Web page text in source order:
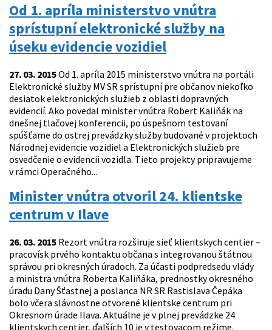
Od 1. apríla ministerstvo vnútra
sprístupní elektronické služby na
úseku evidencie vozidiel
27. 03. 2015Od 1. apríla 2015 ministerstvo vnútra na portáli
Elektronické služby MV SR sprístupní pre občanov niekoľko
desiatok elektronických služieb z oblasti dopravných
evidencií. Ako povedal minister vnútra Robert Kaliňák na
dnešnej tlačovej konferencii, po úspešnom testovaní
spúšťame do ostrej prevádzky služby budované v projektoch
Národnej evidencie vozidiel a Elektronických služieb pre
osvedčenie o evidencii vozidla. Tieto projekty pripravujeme
v rámci Operačného...
Minister vnútra otvoril 24. klientske
centrum v Ilave
26. 03. 2015 Rezort vnútra rozširuje sieť klientskych centier –
pracovísk prvého kontaktu občana s integrovanou štátnou
správou pri okresných úradoch. Za účasti podpredsedu vlády
a ministra vnútra Roberta Kaliňáka, prednostky okresného
úradu Dany Šťastnej a poslanca NR SR Rastislava Čepáka
bolo včera slávnostne otvorené klientske centrum pri
Okresnom úrade Ilava. Aktuálne je v plnej prevádzke 24
klientskych centier, ďalších 10 je v testovacom režime.